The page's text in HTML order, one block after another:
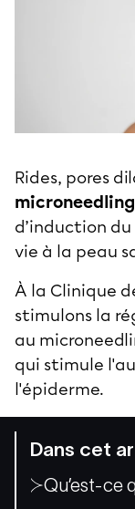
Dans cet
Qu’est-ce
Rides, pores
microneedling
d’induction
vie à la peau
À la Clinique
stimulons la
au
qui stimule
l'épiderme.